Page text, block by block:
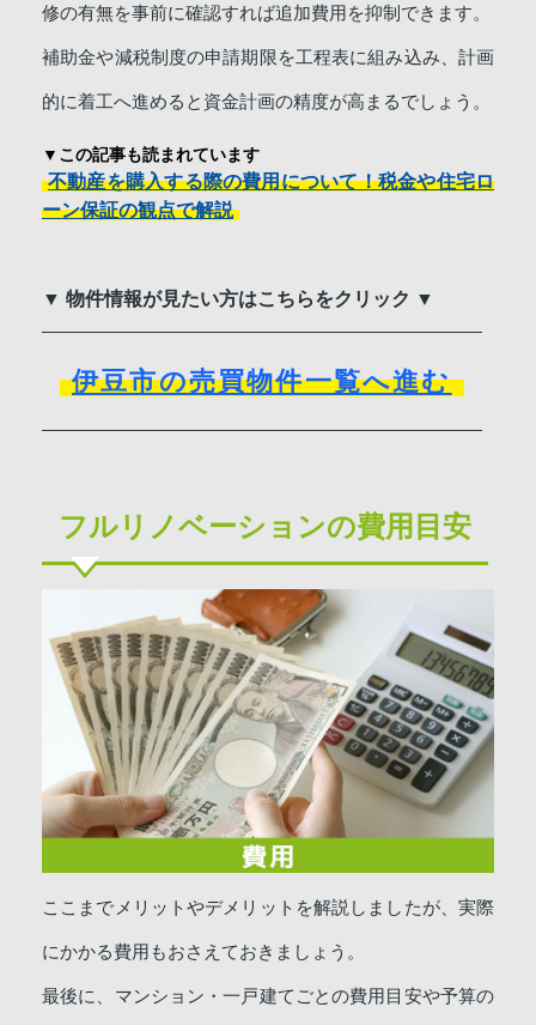
修の有無を事前に確認すれば追加費用を抑制できます。
補助金や減税制度の申請期限を工程表に組み込み、計画
的に着工へ進めると資金計画の精度が高まるでしょう。
▼この記事も読まれています
不動産を購入する際の費用について！税金や住宅ロ
ーン保証の観点で解説
▼ 物件情報が見たい方はこちらをクリック ▼
伊豆市の売買物件一覧へ進む
フルリノベーションの費用目安
ここまでメリットやデメリットを解説しましたが、実際
にかかる費用もおさえておきましょう。
最後に、マンション・一戸建てごとの費用目安や予算の